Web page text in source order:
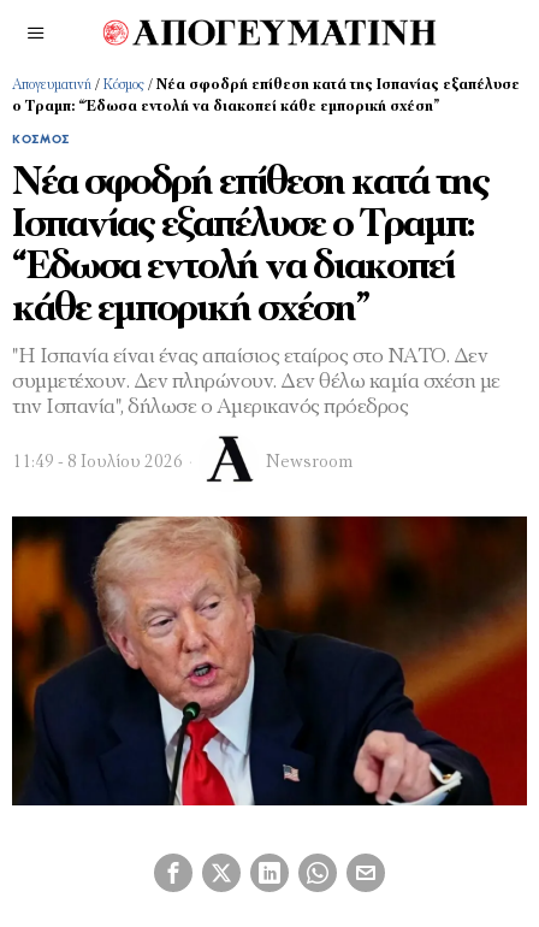
Απογευματινή / Κόσμος / Νέα σφοδρή επίθεση κατά της Ισπανίας εξαπέλυσε
ο Τραμπ: “Έδωσα εντολή να διακοπεί κάθε εμπορική σχέση”
ΚΌΣΜΟΣ
Νέα σφοδρή επίθεση κατά της
Ισπανίας εξαπέλυσε ο Τραμπ:
“Έδωσα εντολή να διακοπεί
κάθε εμπορική σχέση”
"Η Ισπανία είναι ένας απαίσιος εταίρος στο ΝΑΤΟ. Δεν
συμμετέχουν. Δεν πληρώνουν. Δεν θέλω καμία σχέση με
την Ισπανία", δήλωσε ο Αμερικανός πρόεδρος
11:49 - 8 Ιουλίου 2026 Newsroom